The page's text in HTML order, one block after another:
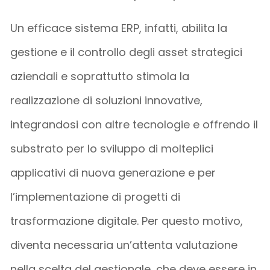
Un efficace sistema ERP, infatti, abilita la
gestione e il controllo degli asset strategici
aziendali e soprattutto stimola la
realizzazione di soluzioni innovative,
integrandosi con altre tecnologie e offrendo il
substrato per lo sviluppo di molteplici
applicativi di nuova generazione e per
l’implementazione di progetti di
trasformazione digitale. Per questo motivo,
diventa necessaria un’attenta valutazione